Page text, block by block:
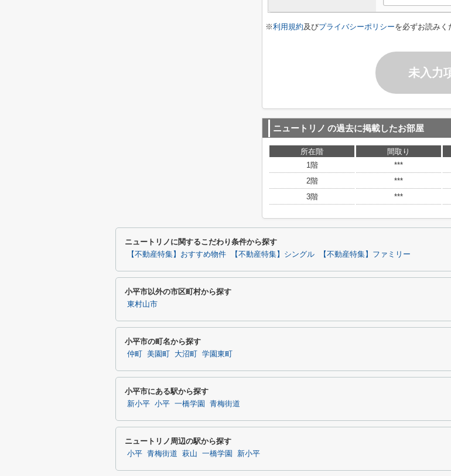
※利用規約及びプライバシーポリシーを必ずお読みく
未入力
ニュートリノ の過去に掲載したお部屋
所在階 間取り
1階
***
2階
***
3階
***
ニュートリノに関するこだわり条件から探す
【不動産特集】おすすめ物件 【不動産特集】シングル 【不動産特集】ファミリー
小平市以外の市区町村から探す
東村山市
小平市の町名から探す
仲町 美園町 大沼町 学園東町
小平市にある駅から探す
新小平 小平 一橋学園 青梅街道
ニュートリノ周辺の駅から探す
小平 青梅街道 萩山 一橋学園 新小平